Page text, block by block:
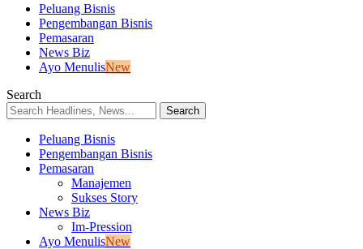
Peluang Bisnis
Pengembangan Bisnis
Pemasaran
News Biz
Ayo MenulisNew
Search
Peluang Bisnis
Pengembangan Bisnis
Pemasaran
Manajemen
Sukses Story
News Biz
Im-Pression
Ayo MenulisNew